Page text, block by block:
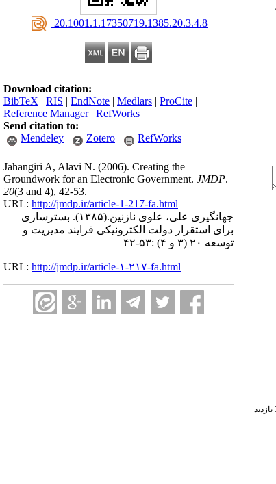
‎ 20.1001.1.17350719.1385.20.3.4.8
Download citation:
BibTeX | RIS | EndNote | Medlars | ProCite |
Reference Manager| RefWorks
Send citation to:
Mendeley
Zotero RefWorks
Jahangiri A, Alavi N. (2006). Creating the
Groundwork for an Electronic Government. JMDP.
20(3 and 4), 42-53.
URL: http://jmdp.ir/article-1-217-fa.html
جهانگیری علی، علوی نازنین.(۱۳۸۵).
بسترسازی
برای استقرار دولت الکترونیکی فرایند مدیریت و
توسعه ۲۰ (۳ و ۴) :۵۳-۴۲
URL: http://jmdp.ir/article-۱-۲۱۷-fa.html